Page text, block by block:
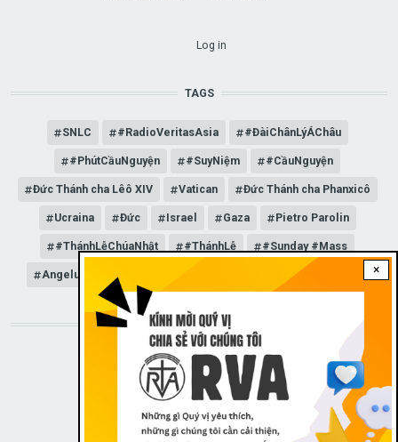
×
Log in
TAGS
SNLC #RadioVeritasAsia #ĐàiChânLýÁChâu
#PhútCầuNguyện #SuyNiệm #CầuNguyện
Đức Thánh cha Lêô XIV Vatican Đức Thánh cha Phanxicô
Ucraina Đức Israel Gaza Pietro Parolin
#ThánhLễChúaNhật #ThánhLễ #Sunday #Mass
Angelus Đức Giáo hoàng Lêô XIV General Audience
STAY CONNECTED WITH US!